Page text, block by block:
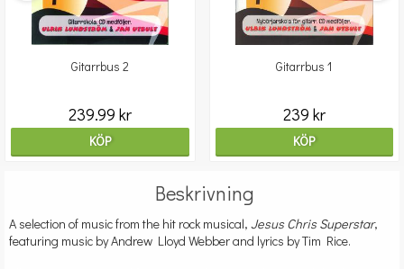
Gitarrbus 2
239.99 kr
KÖP
Gitarrbus 1
239 kr
KÖP
Beskrivning
A selection of music from the hit rock musical, Jesus Chris Superstar,
featuring music by Andrew Lloyd Webber and lyrics by Tim Rice.